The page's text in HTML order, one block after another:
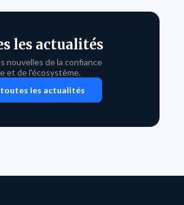
les actualités
nouvelles de la confiance
et de l'écosystème.
les actualités